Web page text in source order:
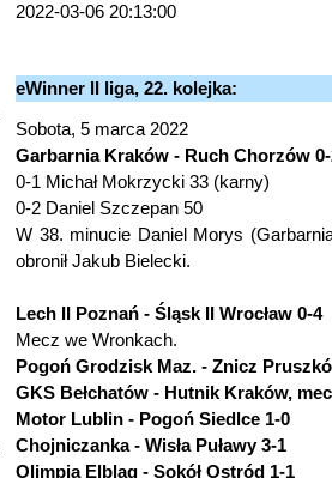
2022-03-06 20:13:00
eWinner II liga, 22. kolejka:
Sobota, 5 marca 2022
Garbarnia Kraków - Ruch Chorzów 0-
0-1 Michał Mokrzycki 33 (karny)
0-2 Daniel Szczepan 50
W 38. minucie Daniel Morys
obronił Jakub Bielecki.
Lech II Poznań - Śląsk II Wrocław 0-4
Mecz we Wronkach.
Pogoń Grodzisk Maz. - Znicz
GKS Bełchatów - Hutnik Kraków,
Motor Lublin - Pogoń Siedlce 1-0
Chojniczanka - Wisła Puławy 3-1
Olimpia Elbląg - Sokół Ostród 1-1